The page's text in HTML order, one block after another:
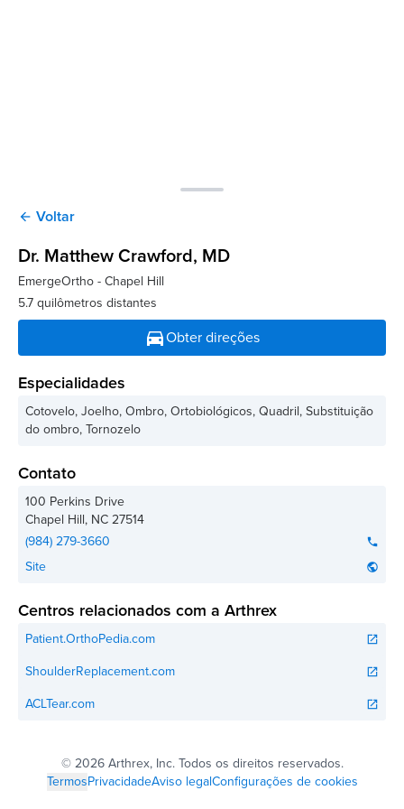
arrow_back Voltar
Dr. Matthew Crawford, MD
EmergeOrtho - Chapel Hill
5.7 quilômetros distantes
directions_carObter direções
Especialidades
Cotovelo, Joelho, Ombro, Ortobiológicos, Quadril, Substituição
do ombro, Tornozelo
Contato
100 Perkins Drive
Chapel Hill, NC27514
(984) 279-3660
phone
Site public
Centros relacionados com a Arthrex
Patient.OrthoPedia.com open_in_new
ShoulderReplacement.com open_in_new
ACLTear.com open_in_new
© 2026 Arthrex, Inc. Todos os direitos reservados.
TermosPrivacidadeAviso legalConfigurações de cookies